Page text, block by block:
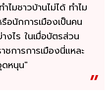
ไมชาวบ้านไม่ได้ ทำไม
อนักการเมืองเป็นคน
งไร ในเมื่อบัตรส่วน
ชการการเมืองนี่แหละ
ดหนุน"